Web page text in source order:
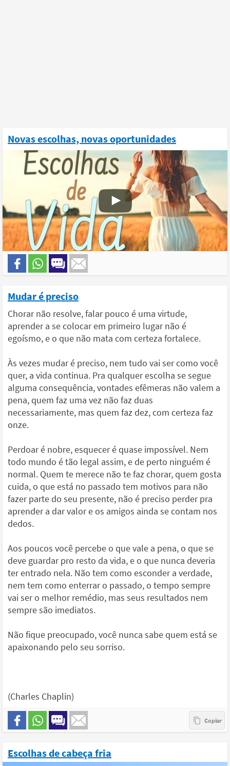
Novas escolhas, novas oportunidades
Mudar é preciso
Chorar não resolve, falar pouco é uma virtude,
aprender a se colocar em primeiro lugar não é
egoísmo, e o que não mata com certeza fortalece.
Às vezes mudar é preciso, nem tudo vai ser como você
quer, a vida continua. Pra qualquer escolha se segue
alguma consequência, vontades efêmeras não valem a
pena, quem faz uma vez não faz duas
necessariamente, mas quem faz dez, com certeza faz
onze.
Perdoar é nobre, esquecer é quase impossível. Nem
todo mundo é tão legal assim, e de perto ninguém é
normal. Quem te merece não te faz chorar, quem gosta
cuida, o que está no passado tem motivos para não
fazer parte do seu presente, não é preciso perder pra
aprender a dar valor e os amigos ainda se contam nos
dedos.
Aos poucos você percebe o que vale a pena, o que se
deve guardar pro resto da vida, e o que nunca deveria
ter entrado nela. Não tem como esconder a verdade,
nem tem como enterrar o passado, o tempo sempre
vai ser o melhor remédio, mas seus resultados nem
sempre são imediatos.
Não fique preocupado, você nunca sabe quem está se
apaixonando pelo seu sorriso.
(Charles Chaplin)
Escolhas de cabeça fria